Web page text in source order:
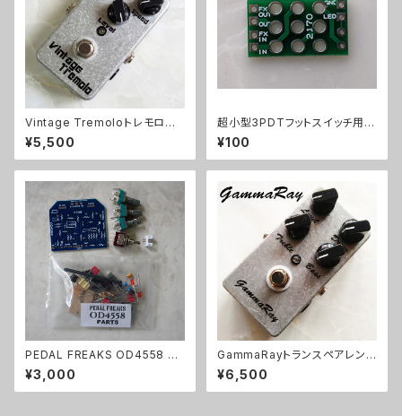
Vintage Tremoloトレモロキッ
ト
¥5,500
超小型3PDTフットスイッチ用プ
リント基板トゥルーバイパス用21
70
¥100
PEDAL FREAKS OD4558 パ
ーツセット
¥3,000
GammaRayトランスペアレント
系ODキット【BASIC KIT】
¥6,500